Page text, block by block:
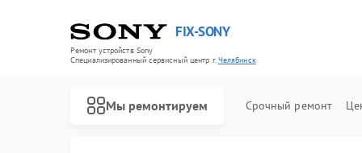
FIX-SONY
Ремонт устройств Sony
Специализированный cервисный центр г.Челябинск
Мы ремонтируем Срочный ремонт